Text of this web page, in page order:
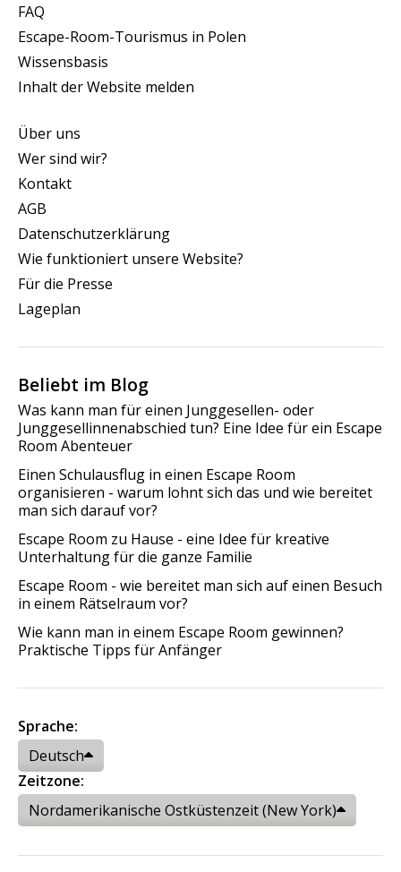
FAQ
Escape-Room-Tourismus in Polen
Wissensbasis
Inhalt der Website melden
Über uns
Wer sind wir?
Kontakt
AGB
Datenschutzerklärung
Wie funktioniert unsere Website?
Für die Presse
Lageplan
Beliebt im Blog
Was kann man für einen Junggesellen- oder
Junggesellinnenabschied tun? Eine Idee für ein Escape
Room Abenteuer
Einen Schulausflug in einen Escape Room
organisieren - warum lohnt sich das und wie bereitet
man sich darauf vor?
Escape Room zu Hause - eine Idee für kreative
Unterhaltung für die ganze Familie
Escape Room - wie bereitet man sich auf einen Besuch
in einem Rätselraum vor?
Wie kann man in einem Escape Room gewinnen?
Praktische Tipps für Anfänger
Sprache:
Deutsch
Zeitzone:
Nordamerikanische Ostküstenzeit (New York)